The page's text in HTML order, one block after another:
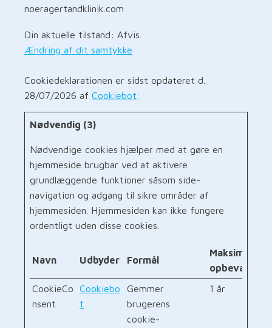
noeragertandklinik.com
Din aktuelle tilstand: Afvis.
Ændring af dit samtykke
Cookiedeklarationen er sidst opdateret d.
28/07/2026 af Cookiebot:
Nødvendig (3)
Nødvendige cookies hjælper med at gøre en
hjemmeside brugbar ved at aktivere
grundlæggende funktioner såsom side-
navigation og adgang til sikre områder af
hjemmesiden. Hjemmesiden kan ikke fungere
ordentligt uden disse cookies.
Navn Udbyder Formål
Maksimal
CookieCo
nsent
Cookiebo
t
Gemmer
brugerens
cookie-
1 år